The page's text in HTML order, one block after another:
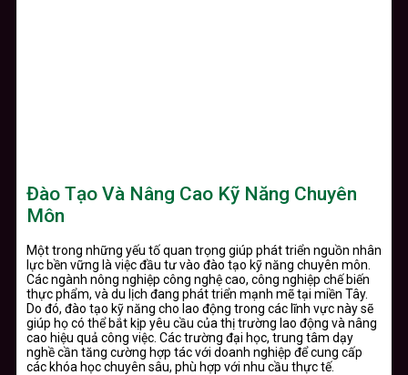
Đào Tạo Và Nâng Cao Kỹ Năng Chuyên
Môn
Một trong những yếu tố quan trọng giúp phát triển nguồn nhân
lực bền vững là việc đầu tư vào đào tạo kỹ năng chuyên môn.
Các ngành nông nghiệp công nghệ cao, công nghiệp chế biến
thực phẩm, và du lịch đang phát triển mạnh mẽ tại miền Tây.
Do đó, đào tạo kỹ năng cho lao động trong các lĩnh vực này sẽ
giúp họ có thể bắt kịp yêu cầu của thị trường lao động và nâng
cao hiệu quả công việc. Các trường đại học, trung tâm dạy
nghề cần tăng cường hợp tác với doanh nghiệp để cung cấp
các khóa học chuyên sâu, phù hợp với nhu cầu thực tế.